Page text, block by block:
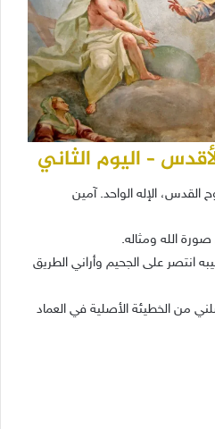
– اليوم الثاني
القدس، الإله الواحد. آمين
الله ومثاله.
انتصر على الجحيم وأراني الطريق
من الخطيئة الأصلية في العماد